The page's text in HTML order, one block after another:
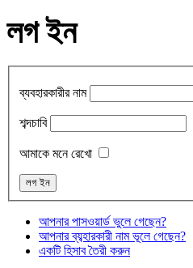
লগ ইন
ব্যবহারকারীর নাম
শব্দচাবি
আমাকে মনে রেখো
আপনার পাসওয়ার্ড ভুলে গেছেন?
আপনার ব্যব্হারকারী নাম ভূলে গেছেন?
একটি হিসাব তৈরী করুন